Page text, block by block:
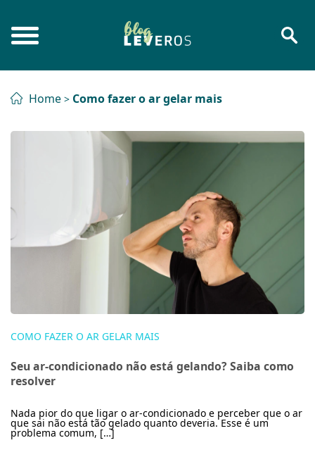
Home > Como fazer o ar gelar mais
COMO FAZER O AR GELAR MAIS
Seu ar-condicionado não está gelando? Saiba como
resolver
Nada pior do que ligar o ar-condicionado e perceber que o ar
que sai não está tão gelado quanto deveria. Esse é um
problema comum, […]